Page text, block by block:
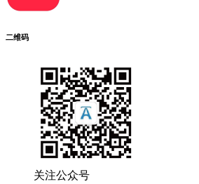
二维码
关注公众号